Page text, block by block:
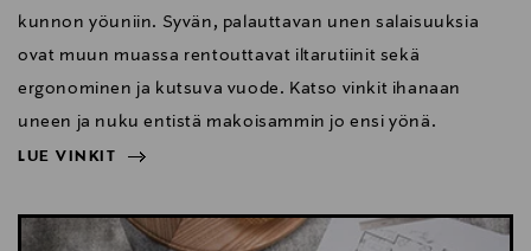
kunnon yöuniin. Syvän, palauttavan unen salaisuuksia
ovat muun muassa rentouttavat iltarutiinit sekä
ergonominen ja kutsuva vuode. Katso vinkit ihanaan
uneen ja nuku entistä makoisammin jo ensi yönä.
LUE VINKIT
LUE VINKIT